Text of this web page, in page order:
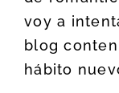
voy a
blog
hábito